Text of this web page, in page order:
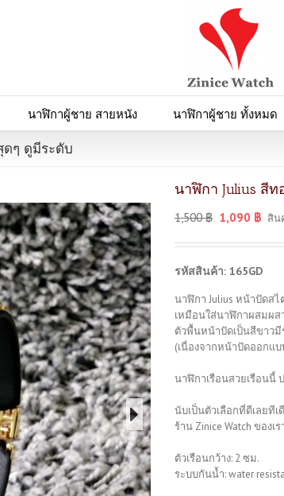
นาฬิกาผู้ชาย สายหนัง นาฬิกาผู้ชาย ทั้งหมด
ๆ ดูมีระดับ
นาฬิกา Julius สี
1,500฿ 1,090 ฿ สิน
รหัสสินค้า: 165GD
นาฬิกา Julius หน้าปัดส
เหมือนใส่นาฬิกาผสมผส
ตัวพื้นหน้าปัดเป็นสีขาว
(เนื่องจากหน้าปัดออกแ
นาฬิกาเรือนสวยเรือนนี้
นับเป็นตัวเลือกที่ดีเลยที
ร้าน Zinice Watch ขอ
ตัวเรือนกว้าง: 2 ซม.
ระบบกันน้ำ: water